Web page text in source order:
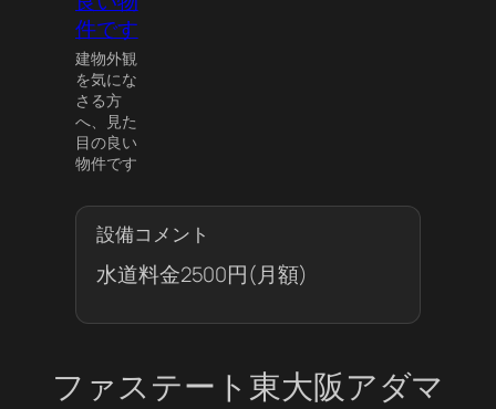
建物外観
を気にな
さる方
へ、見た
目の良い
物件です
設備コメント
水道料金2500円(月額)
ファステート東大阪アダマ